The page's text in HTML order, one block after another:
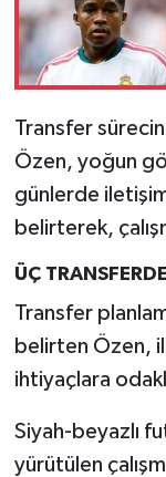
Transfer
Özen, yoğun
günlerde
belirterek,
ÜÇ
Transfer
belirten Özen,
ihtiyaçlara
Siyah-beyazlı
yürütülen